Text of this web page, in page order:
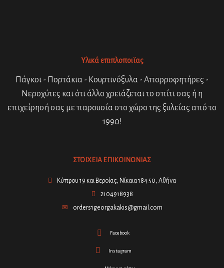
Υλικά επιπλοποιϊας
Πάγκοι - Πορτάκια - Κουρτινόξυλα - Απορροφητήρες -
Νεροχύτες και ότι άλλο χρειάζεται το σπίτι σας ή η
επιχείρησή σας με παρουσία στο χώρο της ξυλείας από το
1990!
ΣΤΟΙΧΕΙΑ ΕΠΙΚΟΙΝΩΝΙΑΣ
Κύπρου 19 και Βεροίας, Νίκαια 184 50, Αθήνα
2104918938
orders1georgakakis@gmail.com
Facebook
Instagram